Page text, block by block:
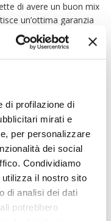
di profilazione di
mirati e
per personalizzare
dei social
Condividiamo
il nostro sito
di analisi dei dati
potrebbero
di avere un buon mix
un’ottima garanzia